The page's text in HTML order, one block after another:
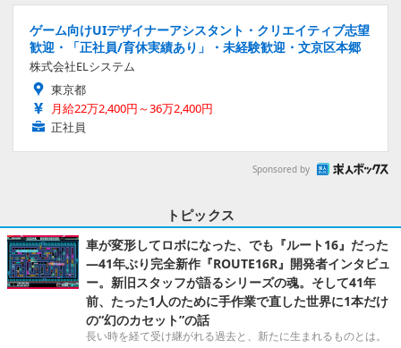
ゲーム向けUIデザイナーアシスタント・クリエイティブ志望
歓迎・「正社員/育休実績あり」・未経験歓迎・文京区本郷
株式会社ELシステム
東京都
月給22万2,400円～36万2,400円
正社員
Sponsored by
トピックス
車が変形してロボになった、でも『ルート16』だった
―41年ぶり完全新作『ROUTE16R』開発者インタビュ
ー。新旧スタッフが語るシリーズの魂。そして41年
前、たった1人のために手作業で直した世界に1本だけ
の“幻のカセット”の話
長い時を経て受け継がれる過去と、新たに生まれるものとは。